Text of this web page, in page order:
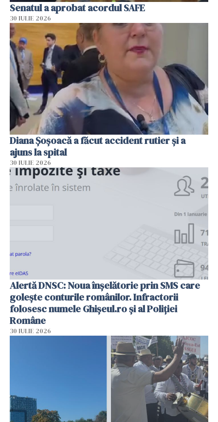
Senatul a aprobat acordul SAFE
30 IULIE 2026
Diana Șoșoacă a făcut accident rutier și a
ajuns la spital
30 IULIE 2026
Alertă DNSC: Noua înșelătorie prin SMS care
golește conturile românilor. Infractorii
folosesc numele Ghișeul.ro și al Poliției
Române
30 IULIE 2026